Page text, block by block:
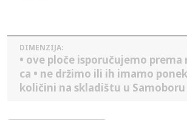
DIMENZIJA:
• ove ploče isporučujemo prema
ca • ne držimo ili ih imamo
količini na skladištu u Samoboru